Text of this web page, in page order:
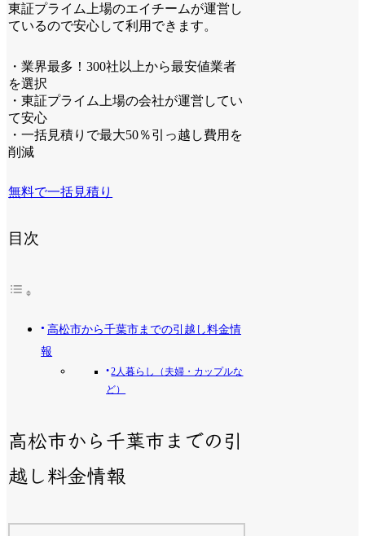
東証プライム上場のエイチームが運営し
ているので安心して利用できます。
・業界最多！300社以上から最安値業者
を選択
・東証プライム上場の会社が運営してい
て安心
・一括見積りで最大50％引っ越し費用を
削減
無料で一括見積り
目次
高松市から千葉市までの引越し料金情
報
2人暮らし（夫婦・カップルな
ど）
高松市から千葉市までの引
越し料金情報